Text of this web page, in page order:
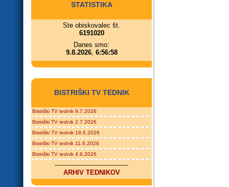
STATISTIKA
Ste obiskovalec št.
6191020
Danes smo:
9.8.2026, 6:56:58
BISTRIŠKI TV TEDNIK
Bistriški TV tednik 9.7.2026
Bistriški TV tednik 2.7.2026
Bistriški TV tednik 18.6.2026
Bistriški TV tednik 11.6.2026
Bistriški TV tednik 4.6.2026
------------------------------------
ARHIV TEDNIKOV